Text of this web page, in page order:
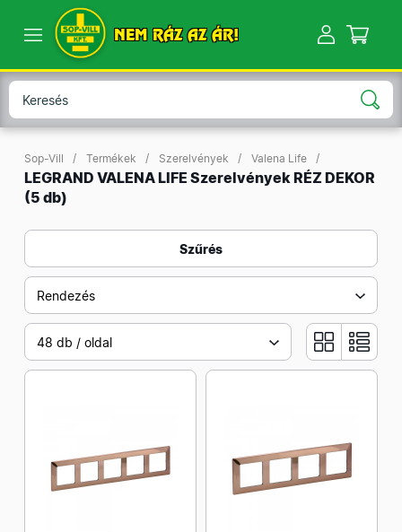
NEM RÁZ AZ ÁR!
Sop-Vill Termékek Szerelvények Valena Life
LEGRAND VALENA LIFE Szerelvények RÉZ DEKOR
(5 db)
Szűrés
Rendezés
48 db / oldal